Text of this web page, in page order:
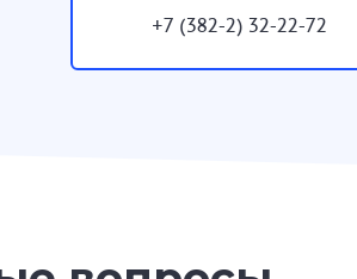
+7 (382-2) 32-22-72